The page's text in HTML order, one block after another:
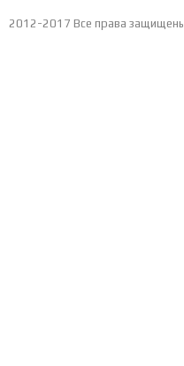
2012-2017 Все права